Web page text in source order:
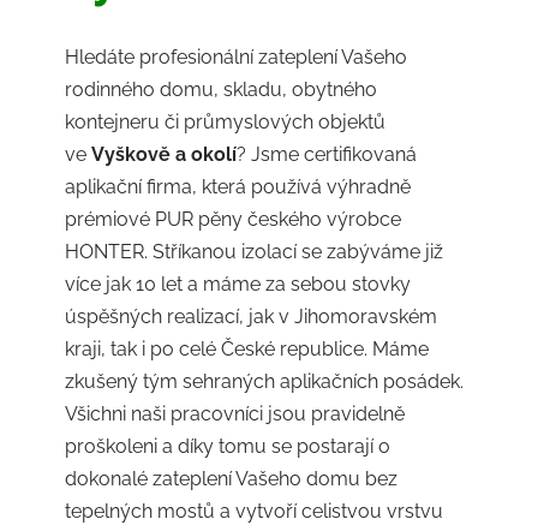
Hledáte profesionální zateplení Vašeho
rodinného domu, skladu, obytného
kontejneru či průmyslových objektů
ve Vyškově a okolí? Jsme certifikovaná
aplikační firma, která používá výhradně
prémiové PUR pěny českého výrobce
HONTER. Stříkanou izolací se zabýváme již
více jak 10 let a máme za sebou stovky
úspěšných realizací, jak v Jihomoravském
kraji, tak i po celé České republice. Máme
zkušený tým sehraných aplikačních posádek.
Všichni naši pracovníci jsou pravidelně
proškoleni a díky tomu se postarají o
dokonalé zateplení Vašeho domu bez
tepelných mostů a vytvoří celistvou vrstvu